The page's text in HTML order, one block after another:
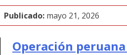
Publicado: mayo 21, 2026
Operación